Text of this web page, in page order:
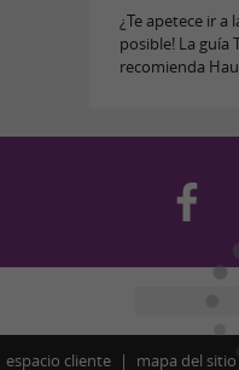
¿Te apetece ir a
posible! La guía
recomienda
espacio cliente mapa del sitio